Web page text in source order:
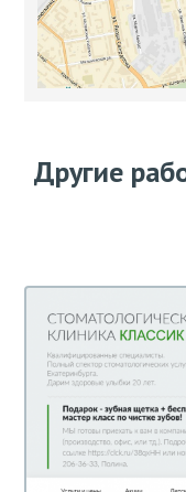
Другие